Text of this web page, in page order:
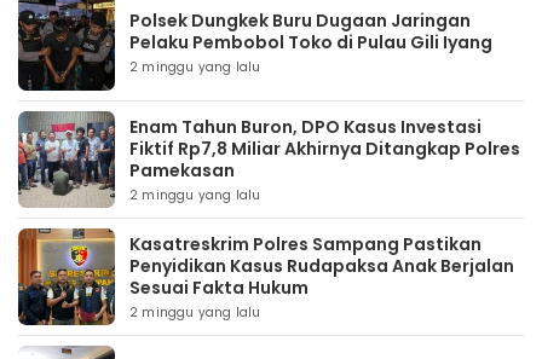
Polsek Dungkek Buru Dugaan Jaringan
Pelaku Pembobol Toko di Pulau Gili Iyang
2 minggu yang lalu
Enam Tahun Buron, DPO Kasus Investasi
Fiktif Rp7,8 Miliar Akhirnya Ditangkap Polres
Pamekasan
2 minggu yang lalu
Kasatreskrim Polres Sampang Pastikan
Penyidikan Kasus Rudapaksa Anak Berjalan
Sesuai Fakta Hukum
2 minggu yang lalu